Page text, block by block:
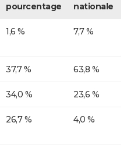
pourcentage
nationale
1,6 % 7,7 %
37,7 % 63,8 %
34,0 % 23,6 %
26,7 % 4,0 %